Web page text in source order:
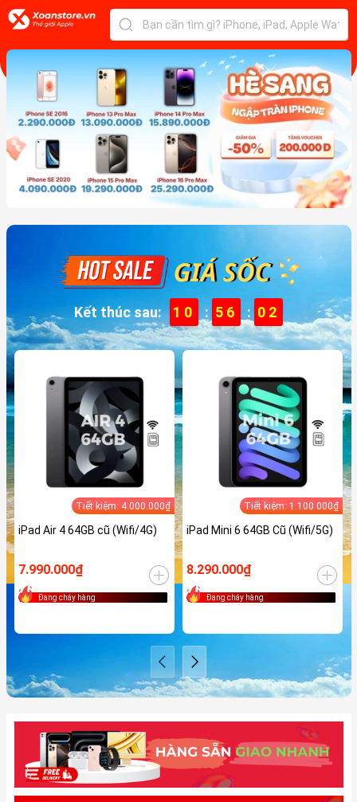
Kết thúc sau: 10 : 56 : 00
Tiết kiệm: 4.000.000₫
iPad Air 4 64GB cũ (Wifi/4G)
7.990.000₫
Đang cháy hàng
Tiết kiệm: 1.100.000₫
iPad Mini 6 64GB Cũ (Wifi/5G)
8.290.000₫
Đang cháy hàng